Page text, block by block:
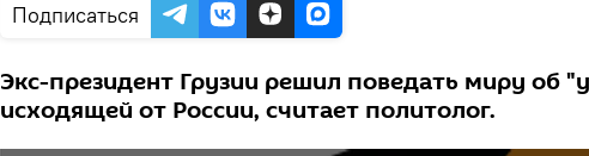
Подписаться
Экс-президент Грузии решил поведать миру об
исходящей от России, считает политолог.